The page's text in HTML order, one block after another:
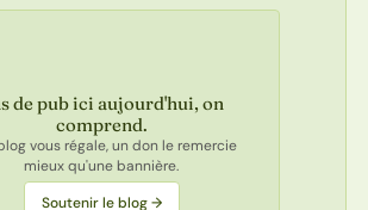
de pub ici aujourd'hui, on
comprend.
vous régale, un don le remercie
mieux qu'une bannière.
Soutenir le blog →